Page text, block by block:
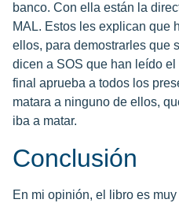
banco. Con ella están la
MAL. Estos les explican que
ellos, para demostrarles que
dicen a SOS que han leído el
final aprueba a todos los
matara a ninguno de ellos,
iba a matar.
Conclusión
En mi opinión, el libro es